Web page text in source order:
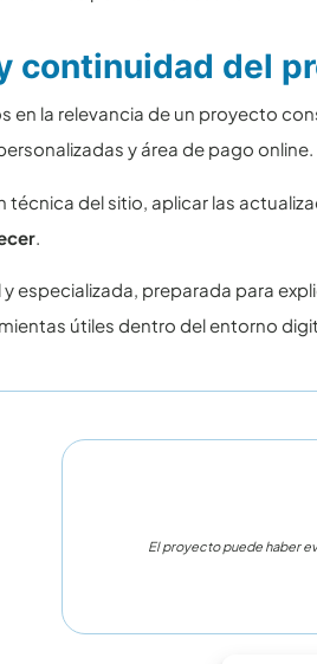
continuidad del
la relevancia de un proyecto
y área de pago online.
del sitio, aplicar las
especializada, preparada para
útiles dentro del entorno
El proyecto puede haber